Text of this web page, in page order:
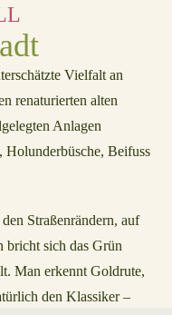
Vielfalt an
renaturierten alten
Anlagen
Beifuss
Straßenrändern, auf
bricht sich das Grün
Man erkennt Goldrute,
den Klassiker –